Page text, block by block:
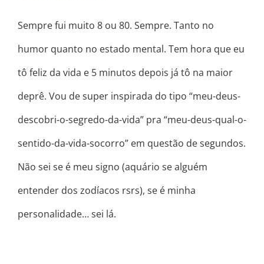
Sempre fui muito 8 ou 80. Sempre. Tanto no
humor quanto no estado mental. Tem hora que eu
tô feliz da vida e 5 minutos depois já tô na maior
deprê. Vou de super inspirada do tipo “meu-deus-
descobri-o-segredo-da-vida” pra “meu-deus-qual-o-
sentido-da-vida-socorro” em questão de segundos.
Não sei se é meu signo (aquário se alguém
entender dos zodíacos rsrs), se é minha
personalidade… sei lá.